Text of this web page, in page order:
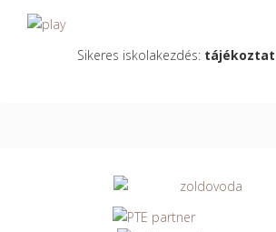
Sikeres iskolakezdés: